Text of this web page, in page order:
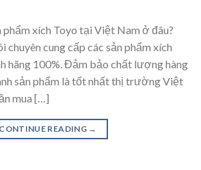
phẩm xích Toyo tại Việt Nam ở đâu?
chuyên cung cấp các sản phẩm xích
hãng 100%. Đảm bảo chất lượng hàng
sản phẩm là tốt nhất thị trường Việt
mua […]
CONTINUE READING →